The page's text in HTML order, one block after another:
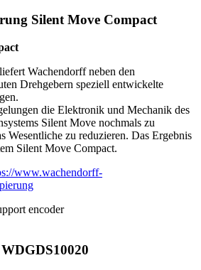
Silent Move Compact
Wachendorff neben den
Drehgebern speziell entwickelte
die Elektronik und Mechanik des
Silent Move nochmals zu
Wesentliche zu reduzieren. Das Ergebnis
Silent Move Compact.
www.wachendorff-